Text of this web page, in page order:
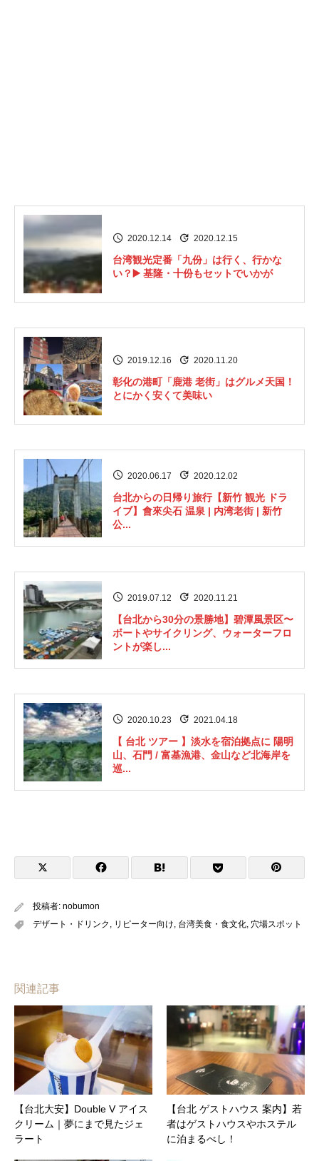
2020.12.14 2020.12.15
台湾観光定番「九份」は行く、行かな
い？▶️ 基隆・十份もセットでいかが
2019.12.16 2020.11.20
彰化の港町「鹿港 老街」はグルメ天国！
とにかく安くて美味い
2020.06.17 2020.12.02
台北からの日帰り旅行【新竹 観光 ドラ
イブ】會來尖石 温泉 | 内湾老街 | 新竹
公...
2019.07.12 2020.11.21
【台北から30分の景勝地】碧潭風景区〜
ボートやサイクリング、ウォーターフロ
ントが楽し...
2020.10.23 2021.04.18
【 台北 ツアー 】淡水を宿泊拠点に 陽明
山、石門 / 富基漁港、金山など北海岸を
巡...
投稿者: nobumon
デザート・ドリンク
リピーター向け 台湾美食・食文化 穴場スポット
関連記事
【台北大安】Double V アイス
クリーム｜夢にまで見たジェ
ラート
【台北 ゲストハウス 案内】若
者はゲストハウスやホステル
に泊まるべし！